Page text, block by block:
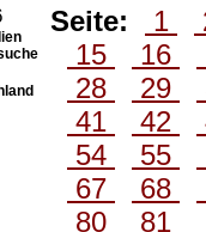
Seite: 1
15
16
28
29
41
42
54
55
67
68
80
81